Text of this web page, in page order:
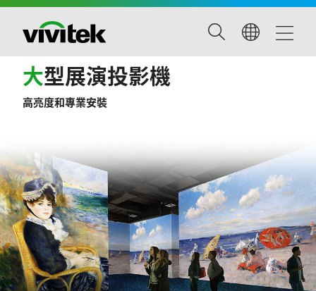
大型展演投影機
高亮度和專業安裝